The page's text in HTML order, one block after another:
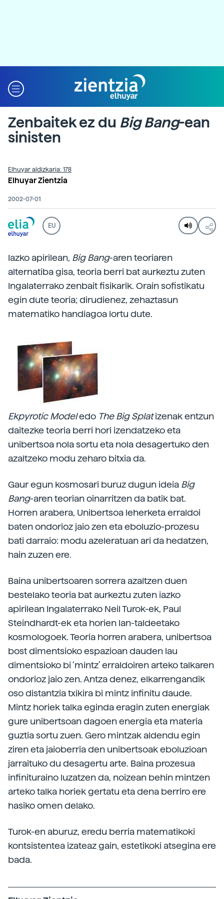
Zenbaitek ez du Big Bang-ean
sinisten
Elhuyar aldizkaria: 178
Elhuyar Zientzia
2002-07-01
EU
Iazko apirilean, Big Bang-aren teoriaren
alternatiba gisa, teoria berri bat aurkeztu zuten
Ingalaterrako zenbait fisikarik. Orain sofistikatu
egin dute teoria; dirudienez, zehaztasun
matematiko handiagoa lortu dute.
Ekpyrotic Modeledo The Big Splatizenak entzun
daitezke teoria berri hori izendatzeko eta
unibertsoa nola sortu eta nola desagertuko den
azaltzeko modu zeharo bitxia da.
Gaur egun kosmosari buruz dugun ideia Big
Bang-aren teorian oinarritzen da batik bat.
Horren arabera, Unibertsoa leherketa erraldoi
baten ondorioz jaio zen eta eboluzio-prozesu
bati darraio: modu azeleratuan ari da hedatzen,
hain zuzen ere.
Baina unibertsoaren sorrera azaltzen duen
bestelako teoria bat aurkeztu zuten iazko
apirilean Ingalaterrako Neil Turok-ek, Paul
Steindhardt-ek eta horien lan-taldeetako
kosmologoek. Teoria horren arabera, unibertsoa
bost dimentsioko espazioan dauden lau
dimentsioko bi ‘mintz’ erraldoiren arteko talkaren
ondorioz jaio zen. Antza denez, elkarrengandik
oso distantzia txikira bi mintz infinitu daude.
Mintz horiek talka eginda eragin zuten energiak
gure unibertsoan dagoen energia eta materia
guztia sortu zuen. Gero mintzak aldendu egin
ziren eta jaioberria den unibertsoak eboluzioan
jarraituko du desagertu arte. Baina prozesua
infinituraino luzatzen da, noizean behin mintzen
arteko talka horiek gertatu eta dena berriro ere
hasiko omen delako.
Turok-en aburuz, eredu berria matematikoki
kontsistentea izateaz gain, estetikoki atsegina ere
bada.